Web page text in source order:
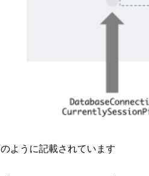
ように記載されています